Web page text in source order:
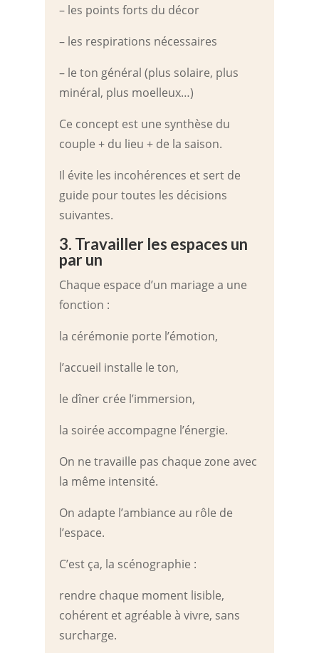
– les points forts du décor
– les respirations nécessaires
– le ton général (plus solaire, plus
minéral, plus moelleux…)
Ce concept est une synthèse du
couple + du lieu + de la saison.
Il évite les incohérences et sert de
guide pour toutes les décisions
suivantes.
3. Travailler les espaces un
par un
Chaque espace d’un mariage a une
fonction :
la cérémonie porte l’émotion,
l’accueil installe le ton,
le dîner crée l’immersion,
la soirée accompagne l’énergie.
On ne travaille pas chaque zone avec
la même intensité.
On adapte l’ambiance au rôle de
l’espace.
C’est ça, la scénographie :
rendre chaque moment lisible,
cohérent et agréable à vivre, sans
surcharge.